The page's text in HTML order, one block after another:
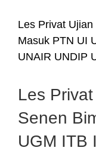
Les Privat
Masuk PTN UI
UNAIR UNDIP
Les
Senen
UGM ITB